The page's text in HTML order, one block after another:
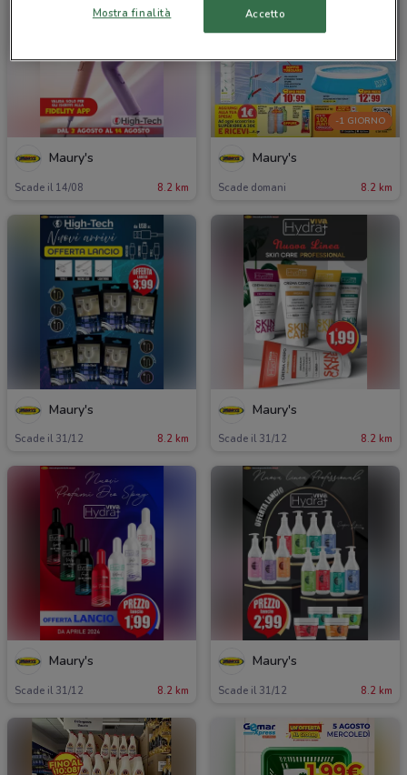
Maury's
Scade il 14/08 8.2 km
-1 GIORNO
Maury's
Scade domani 8.2 km
Maury's
Scade il 31/12 8.2 km
Maury's
Scade il 31/12 8.2 km
Maury's
Scade il 31/12 8.2 km
Maury's
Scade il 31/12 8.2 km
Mostra finalità Accetto